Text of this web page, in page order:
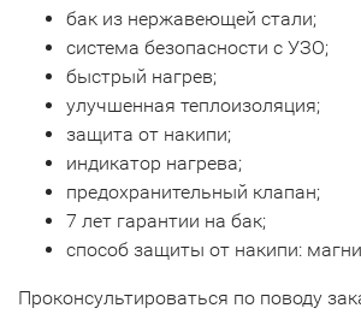
бак из нержавеющей стали;
система безопасности c УЗО;
быстрый нагрев;
улучшенная теплоизоляция;
защита от накипи;
индикатор нагрева;
предохранительный клапан;
7 лет гарантии на бак;
способ защиты от накипи:
Проконсультироваться по поводу